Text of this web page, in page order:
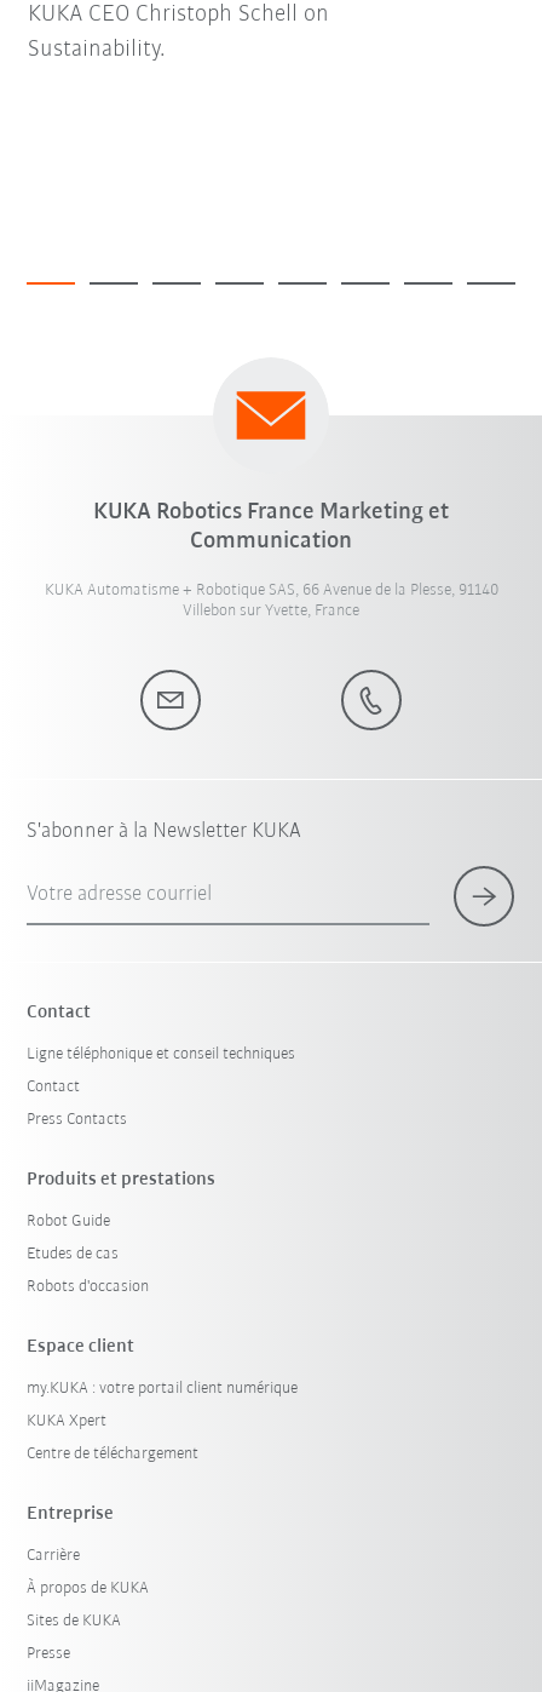
KUKA CEO Christoph Schell on
Sustainability.
KUKA Robotics France Marketing et
Communication
KUKA Automatisme + Robotique SAS, 66 Avenue de la Plesse, 91140
Villebon sur Yvette, France
S'abonner à la Newsletter KUKA
Votre adresse courriel
Contact
Ligne téléphonique et conseil techniques
Contact
Press Contacts
Produits et prestations
Robot Guide
Etudes de cas
Robots d'occasion
Espace client
my.KUKA : votre portail client numérique
KUKA Xpert
Centre de téléchargement
Entreprise
Carrière
À propos de KUKA
Sites de KUKA
Presse
iiMagazine